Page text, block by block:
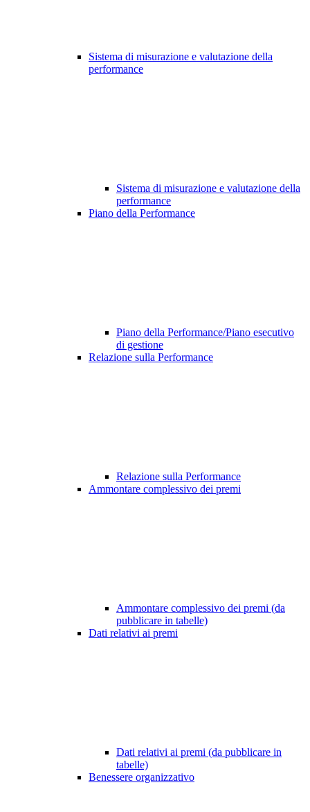
Sistema di misurazione e valutazione della
performance
Sistema di misurazione e valutazione della
performance
Piano della Performance
Piano della Performance/Piano esecutivo
di gestione
Relazione sulla Performance
Relazione sulla Performance
Ammontare complessivo dei premi
Ammontare complessivo dei premi (da
pubblicare in tabelle)
Dati relativi ai premi
Dati relativi ai premi (da pubblicare in
tabelle)
Benessere organizzativo